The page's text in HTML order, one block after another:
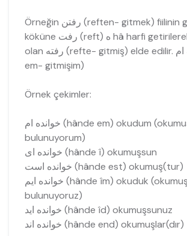
Örneğin رفتن (reften- gitmek) fiilinin geçmiş zaman
köküne رفت (reft) ه hâ harfi getirilerek sıfat-fiil
olan رفته (refte- gitmiş) elde edilir. رفته ام (refte
em- gitmişim)
Örnek çekimler:
خوانده ام (hânde em) okudum (okumuş
bulunuyorum)
خوانده اى (hânde î) okumuşsun
خوانده است (hânde est) okumuş(tur)
خوانده ايم (hânde îm) okuduk (okumuş
bulunuyoruz)
خوانده ايد (hânde îd) okumuşsunuz
خوانده اند (hânde end) okumuşlar(dır)